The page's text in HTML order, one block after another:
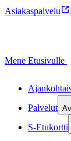
Asiakaspalvelu
Mene Etusivulle
Palvelut
S-Etukortti